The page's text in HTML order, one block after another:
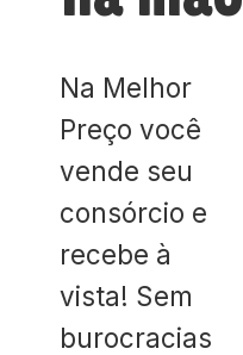
Na Melhor
Preço você
vende seu
consórcio e
recebe à
vista! Sem
burocracias